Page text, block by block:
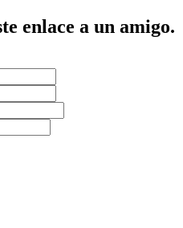
enlace a un amigo.